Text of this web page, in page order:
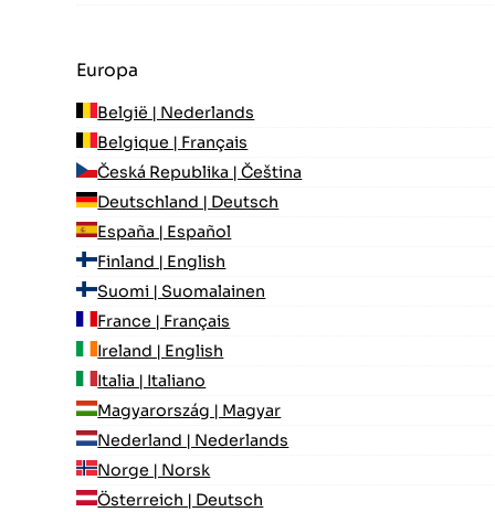
Europa
België | Nederlands
Belgique | Français
Česká Republika | Čeština
Deutschland | Deutsch
España | Español
Finland | English
Suomi | Suomalainen
France | Français
Ireland | English
Italia | Italiano
Magyarország | Magyar
Nederland | Nederlands
Norge | Norsk
Österreich | Deutsch